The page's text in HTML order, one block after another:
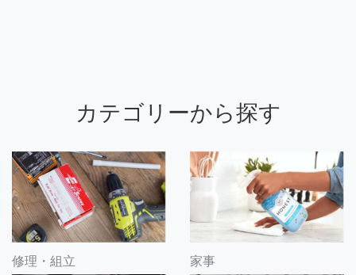
カテゴリーから探す
修理・組立 家事